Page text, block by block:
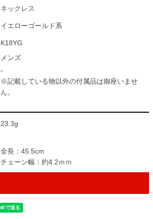
ネックレス
イエローゴールド系
K18YG
メンズ
-
※記載している物以外の付属品は御座いませ
ん。
23.3g
全長：45.5cm
チェーン幅：約4.2ｍｍ